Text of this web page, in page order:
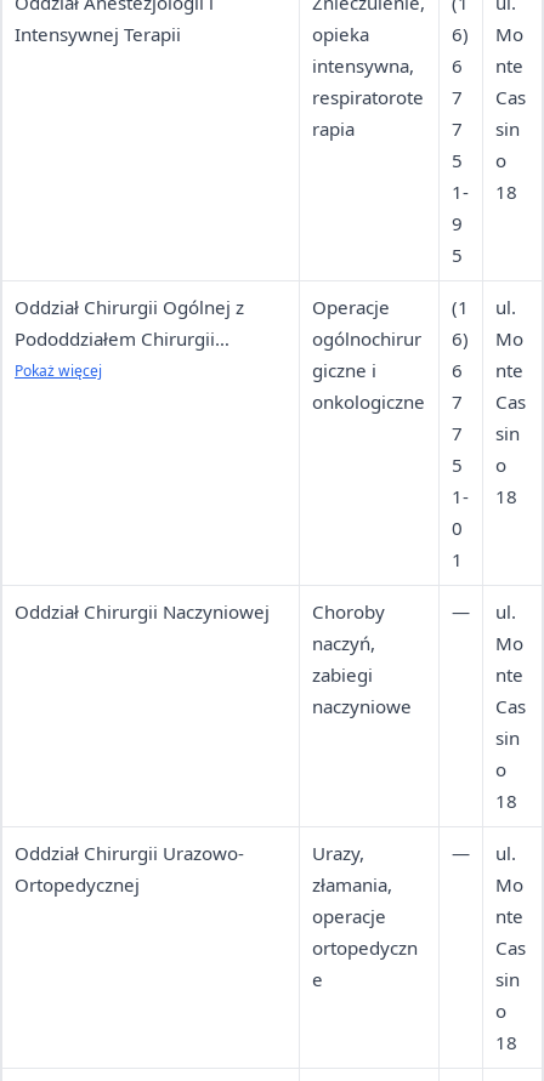
Intensywnej Terapii
opieka
intensywna,
respiratorote
rapia
6)
6
7
7
5
1-
9
5
Mo
nte
Cas
sin
o
18
Oddział Chirurgii Ogólnej z
Pododdziałem Chirurgii
Onkologicznej
Pokaż więcej
Operacje
ogólnochirur
giczne i
onkologiczne
(1
6)
6
7
7
5
1-
0
1
ul.
Mo
nte
Cas
sin
o
18
Oddział Chirurgii Naczyniowej
Choroby
naczyń,
zabiegi
naczyniowe
—
ul.
Mo
nte
Cas
sin
o
18
Oddział Chirurgii Urazowo-
Ortopedycznej
Urazy,
złamania,
operacje
ortopedyczn
e
—
ul.
Mo
nte
Cas
sin
o
18